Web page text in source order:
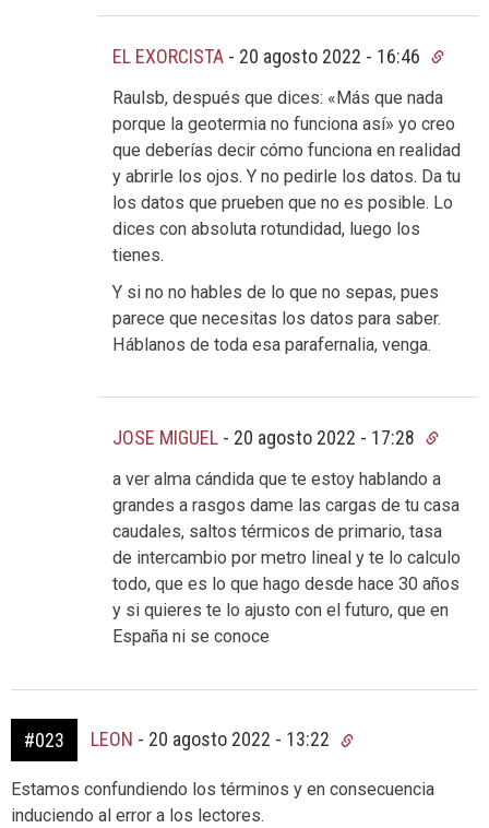
EL EXORCISTA - 20 agosto 2022 - 16:46
Raulsb, después que dices: «Más que nada
porque la geotermia no funciona así» yo creo
que deberías decir cómo funciona en realidad
y abrirle los ojos. Y no pedirle los datos. Da tu
los datos que prueben que no es posible. Lo
dices con absoluta rotundidad, luego los
tienes.
Y si no no hables de lo que no sepas, pues
parece que necesitas los datos para saber.
Háblanos de toda esa parafernalia, venga.
JOSE MIGUEL - 20 agosto 2022 - 17:28
a ver alma cándida que te estoy hablando a
grandes a rasgos dame las cargas de tu casa
caudales, saltos térmicos de primario, tasa
de intercambio por metro lineal y te lo calculo
todo, que es lo que hago desde hace 30 años
y si quieres te lo ajusto con el futuro, que en
España ni se conoce
#023 LEON - 20 agosto 2022 - 13:22
Estamos confundiendo los términos y en consecuencia
induciendo al error a los lectores.